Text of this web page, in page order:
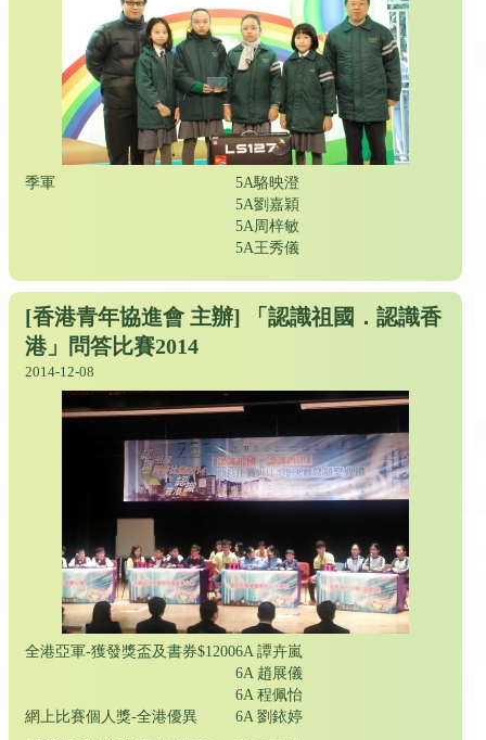
季軍
5A駱映澄
5A劉嘉穎
5A周梓敏
5A王秀儀
[香港青年協進會 主辦] 「認識祖國．認識香
港」問答比賽2014
2014-12-08
全港亞軍-獲發獎盃及書券$1200
網上比賽個人獎-全港優異
6A 譚卉嵐
6A 趙展儀
6A 程佩怡
6A 劉銥婷